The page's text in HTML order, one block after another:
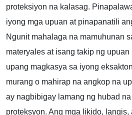
proteksiyon na kalasag.
iyong mga upuan at pinapanatili
Ngunit mahalaga na mamuhunan
materyales at isang takip ng
upang magkasya sa iyong
murang o mahirap na angkop na
ay nagbibigay lamang ng hubad
proteksyon. Ang mga likido,